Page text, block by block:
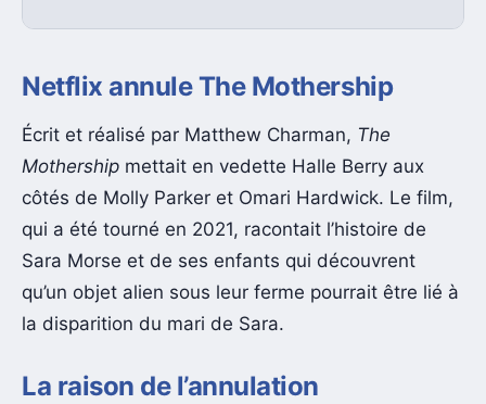
Netflix annule The Mothership
Écrit et réalisé par Matthew Charman, The
Mothership mettait en vedette Halle Berry aux
côtés de Molly Parker et Omari Hardwick. Le film,
qui a été tourné en 2021, racontait l’histoire de
Sara Morse et de ses enfants qui découvrent
qu’un objet alien sous leur ferme pourrait être lié à
la disparition du mari de Sara.
La raison de l’annulation